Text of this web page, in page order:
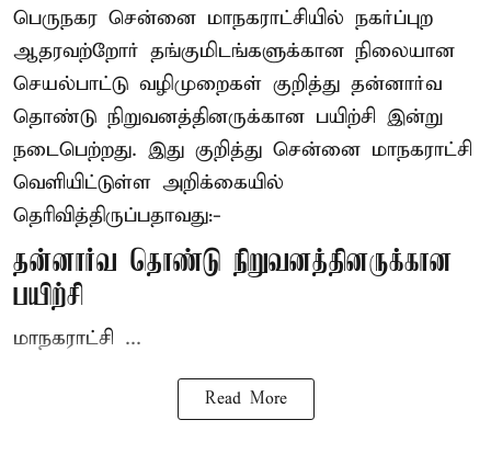
பெருநகர சென்னை மாநகராட்சியில் நகர்ப்புற
ஆதரவற்றோர் தங்குமிடங்களுக்கான நிலையான
செயல்பாட்டு வழிமுறைகள் குறித்து தன்னார்வ
தொண்டு நிறுவனத்தினருக்கான பயிற்சி இன்று
நடைபெற்றது. இது குறித்து சென்னை மாநகராட்சி
வெளியிட்டுள்ள அறிக்கையில்
தெரிவித்திருப்பதாவது:-
தன்னார்வ தொண்டு நிறுவனத்தினருக்கான
பயிற்சி
மாநகராட்சி ...
Read More